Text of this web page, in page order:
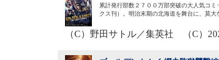
累計発行部数２７００万部突破の大人気コ
クス刊）。明治末期の北海道を舞台に、莫
（C）野田サトル／集英社 （C）